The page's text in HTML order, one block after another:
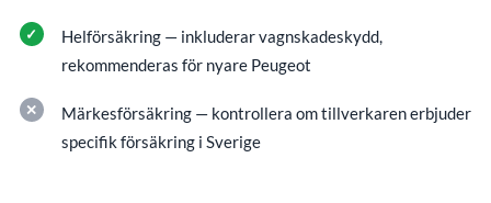
Helförsäkring — inkluderar vagnskadeskydd,
rekommenderas för nyare Peugeot
Märkesförsäkring — kontrollera om tillverkaren erbjuder
specifik försäkring i Sverige